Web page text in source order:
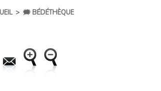
> 🗯️ BÉDÉTHÈQUE